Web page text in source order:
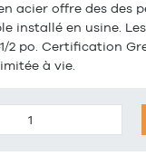
acier offre des des
installé en usine.
2 po. Certification
à vie.